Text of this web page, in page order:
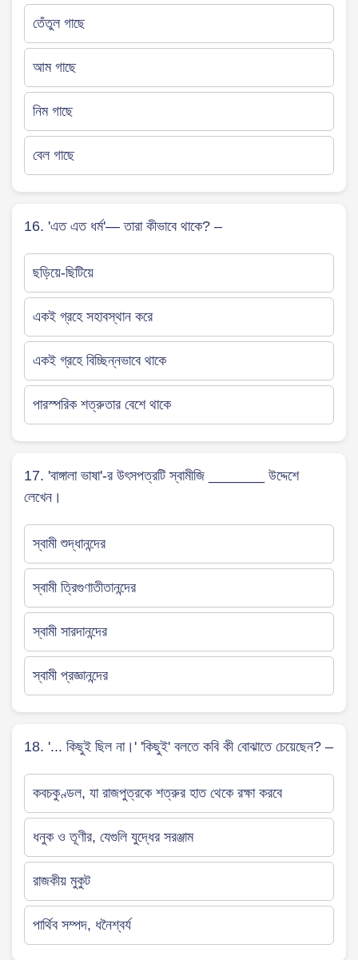
তেঁতুল গাছে
আম গাছে
নিম গাছে
বেল গাছে
16. 'এত এত ধর্ম'— তারা কীভাবে থাকে? –
ছড়িয়ে-ছিটিয়ে
একই গ্রহে সহাবস্থান করে
একই গ্রহে বিচ্ছিন্নভাবে থাকে
পারস্পরিক শত্রুতার বেশে থাকে
17. 'বাঙ্গালা ভাষা'-র উৎসপত্রটি স্বামীজি _______ উদ্দেশে
লেখেন।
স্বামী শুদ্ধানন্দের
স্বামী ত্রিগুণাতীতানন্দের
স্বামী সারদানন্দের
স্বামী প্রজ্ঞানন্দের
18. '... কিছুই ছিল না।' 'কিছুই' বলতে কবি কী বোঝাতে চেয়েছেন? –
কবচকুণ্ডল, যা রাজপুত্রকে শত্রুর হাত থেকে রক্ষা করবে
ধনুক ও তূণীর, যেগুলি যুদ্ধের সরঞ্জাম
রাজকীয় মুকুট
পার্থিব সম্পদ, ধনৈশ্বর্য